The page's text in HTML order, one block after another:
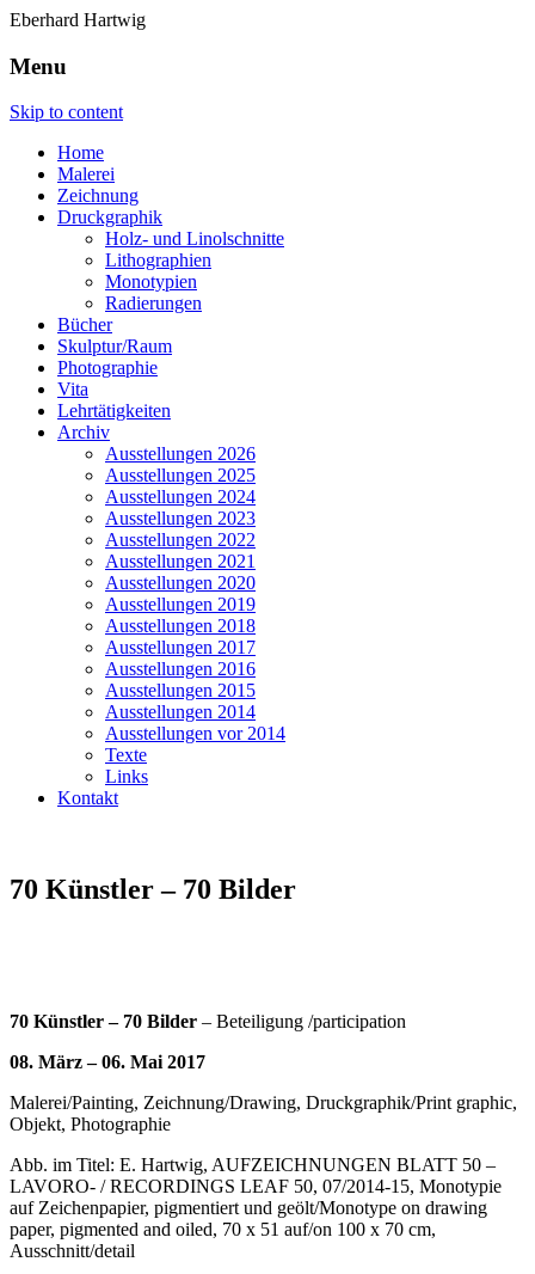
Eberhard Hartwig
Menu
Skip to content
Home
Malerei
Zeichnung
Druckgraphik
Holz- und Linolschnitte
Lithographien
Monotypien
Radierungen
Bücher
Skulptur/Raum
Photographie
Vita
Lehrtätigkeiten
Archiv
Ausstellungen 2026
Ausstellungen 2025
Ausstellungen 2024
Ausstellungen 2023
Ausstellungen 2022
Ausstellungen 2021
Ausstellungen 2020
Ausstellungen 2019
Ausstellungen 2018
Ausstellungen 2017
Ausstellungen 2016
Ausstellungen 2015
Ausstellungen 2014
Ausstellungen vor 2014
Texte
Links
Kontakt
70 Künstler – 70 Bilder
70 Künstler – 70 Bilder – Beteiligung /participation
08. März – 06. Mai 2017
Malerei/Painting, Zeichnung/Drawing, Druckgraphik/Print graphic,
Objekt, Photographie
Abb. im Titel: E. Hartwig, AUFZEICHNUNGEN BLATT 50 –
LAVORO- /RECORDINGS LEAF 50, 07/2014-15, Monotypie
auf Zeichenpapier, pigmentiert und geölt/Monotype on drawing
paper, pigmented and oiled, 70 x 51 auf/on 100 x 70 cm,
Ausschnitt/detail